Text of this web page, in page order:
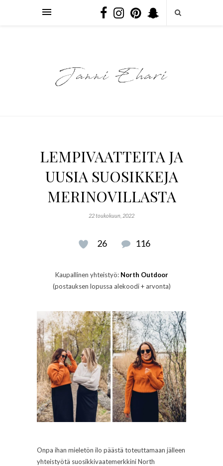
LEMPIVAATTEITA JA
UUSIA SUOSIKKEJA
MERINOVILLASTA
22 toukokuun, 2022
26 116
Kaupallinen yhteistyö: North Outdoor
(postauksen lopussa alekoodi + arvonta)
Onpa ihan mieletön ilo päästä toteuttamaan jälleen
yhteistyötä suosikkivaatemerkkini North